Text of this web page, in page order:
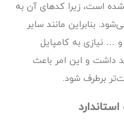
است، زیرا کدهای آن به
بنابراین مانند سایر
زبان‌های C، C++، Java و … نیازی به کامپایل
داشت و این امر باعث
برطرف شود.